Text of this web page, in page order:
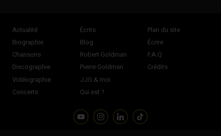
Actualité
Biographie
Chansons
Discographie
Vidéographie
Concerts
Écrits
Blog
Robert Goldman
Pierre Goldman
JJG & moi
Qui est ?
Plan du site
Écrire
F.A.Q
Crédits